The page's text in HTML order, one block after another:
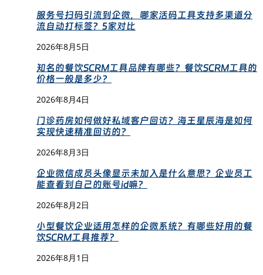
服务号扫码引流到企微，哪家活码工具支持多渠道分
流自动打标签？5家对比
2026年8月5日
知名的餐饮SCRM工具品牌有哪些？餐饮SCRM工具的
价格一般是多少？
2026年8月4日
门诊药房如何做好私域客户回访？海王星辰海是如何
实现快速精准回访的？
2026年8月3日
企业微信成员头像显示未加入是什么意思？企业员工
能查看到自己的账号id嘛？
2026年8月2日
小型餐饮企业适用怎样的企微系统？有哪些好用的餐
饮SCRM工具推荐？
2026年8月1日